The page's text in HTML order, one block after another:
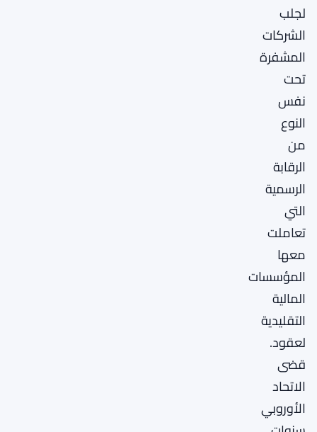
لجلب
الشركات
المشفرة
تحت
نفس
النوع
من
الرقابة
الرسمية
التي
تعاملت
معها
المؤسسات
المالية
التقليدية
لعقود.
قضى
الاتحاد
الأوروبي